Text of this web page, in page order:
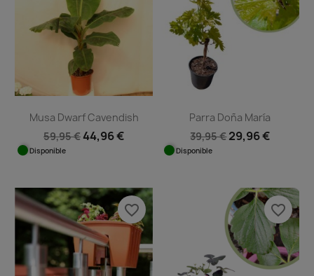
Musa Dwarf Cavendish
59,95 € 44,96 €
Disponible
Parra Doña María
39,95 €29,96 €
Disponible
favorite_border favorite_border